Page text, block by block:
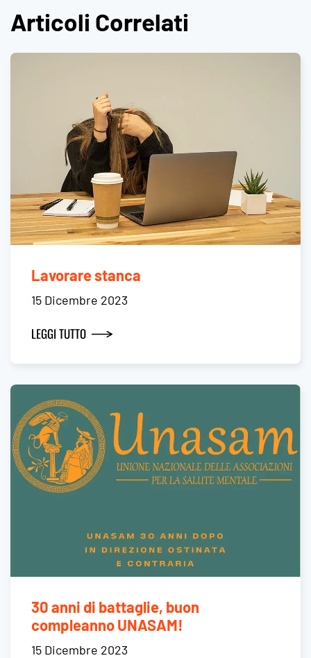
Articoli Correlati
Lavorare stanca
15 Dicembre 2023
LEGGI TUTTO
30 anni di battaglie, buon
compleanno UNASAM!
15 Dicembre 2023